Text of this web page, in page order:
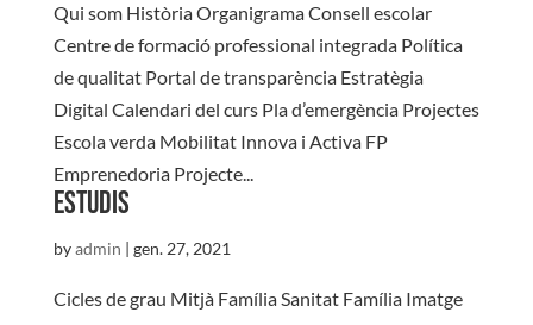
Qui som Història Organigrama Consell escolar
Centre de formació professional integrada Política
de qualitat Portal de transparència Estratègia
Digital Calendari del curs Pla d’emergència Projectes
Escola verda Mobilitat Innova i Activa FP
Emprenedoria Projecte...
Estudis
byadmin | gen. 27, 2021
Cicles de grau Mitjà Família Sanitat Família Imatge